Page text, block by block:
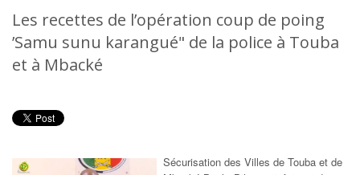
Les recettes de l’opération coup de poing
’Samu sunu karangué" de la police à Touba
et à Mbacké
Sécurisation des Villes de Touba et de